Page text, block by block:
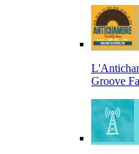
Groove